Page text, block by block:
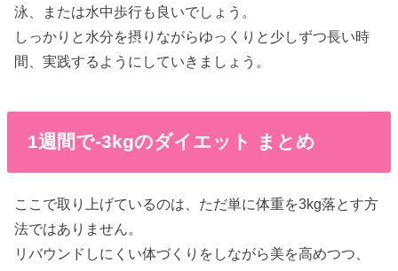
泳、または水中歩行も良いでしょう。
しっかりと水分を摂りながらゆっくりと少しずつ長い時
間、実践するようにしていきましょう。
1週間で-3kgのダイエット まとめ
ここで取り上げているのは、ただ単に体重を3kg落とす方
法ではありません。
リバウンドしにくい体づくりをしながら美を高めつつ、